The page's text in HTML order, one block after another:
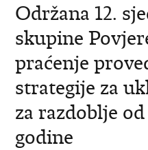
Održana 12.
skupine
praćenje
strategije za
za razdoblje
godine